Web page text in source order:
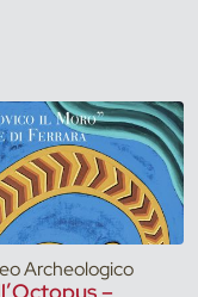
Archeologico